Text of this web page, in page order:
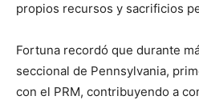
propios recursos y sacrificios
Fortuna recordó que durante
seccional de Pennsylvania,
con el PRM, contribuyendo a